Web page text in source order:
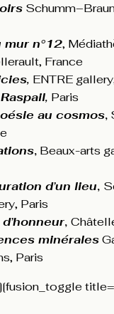
mur n°12,
France
ENTRE
Paris
au cosmos,
, Beaux-arts
d’un lieu,
Paris
,
minérales
Paris